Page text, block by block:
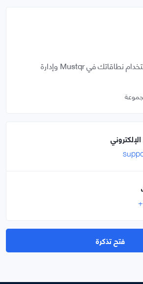
تعرف على كيفية استخدام نطاقاتك في Mustqr وإدارة
فتح تذكرة